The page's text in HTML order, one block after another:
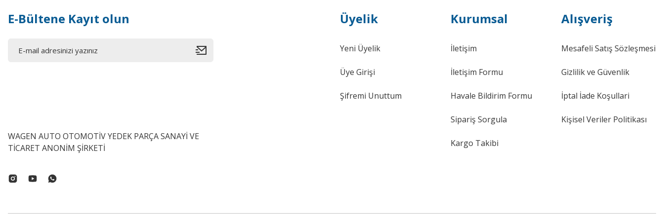
E-Bültene Kayıt olun
WAGEN AUTO OTOMOTİV YEDEK PARÇA SANAYİ VE
TİCARET ANONİM ŞİRKETİ
Üyelik
Yeni Üyelik
Üye Girişi
Şifremi Unuttum
Kurumsal
İletişim
İletişim Formu
Havale Bildirim Formu
Sipariş Sorgula
Kargo Takibi
Alışveriş
Mesafeli Satış Sözleşmesi
Gizlilik ve Güvenlik
İptal İade Koşullari
Kişisel Veriler Politikası